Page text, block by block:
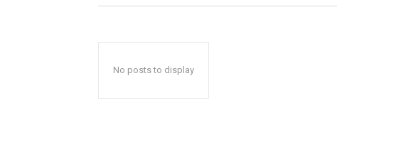
No posts to display